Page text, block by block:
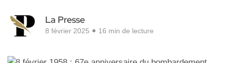
La Presse
8 février 2025 16 min de lecture